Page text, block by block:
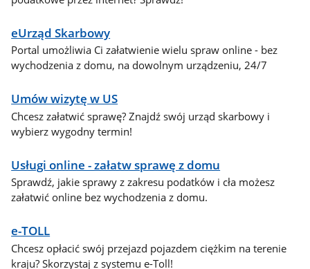
eUrząd Skarbowy
Portal umożliwia Ci załatwienie wielu spraw online - bez
wychodzenia z domu, na dowolnym urządzeniu, 24/7
Umów wizytę w US
Chcesz załatwić sprawę? Znajdź swój urząd skarbowy i
wybierz wygodny termin!
Usługi online - załatw sprawę z domu
Sprawdź, jakie sprawy z zakresu podatków i cła możesz
załatwić online bez wychodzenia z domu.
e-TOLL
Chcesz opłacić swój przejazd pojazdem ciężkim na terenie
kraju? Skorzystaj z systemu e-Toll!